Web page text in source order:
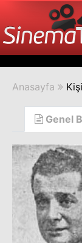
Anasayfa Kişi
Genel